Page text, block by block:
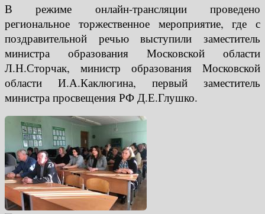
В режиме онлайн-трансляции проведено
региональное торжественное мероприятие, где с
поздравительной речью выступили заместитель
министра образования Московской области
Л.Н.Сторчак, министр образования Московской
области И.А.Каклюгина, первый заместитель
министра просвещения РФ Д.Е.Глушко.